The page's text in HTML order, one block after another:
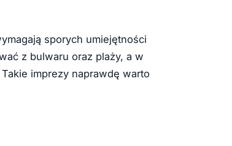
sporych umiejętności
z bulwaru oraz plaży, a w
imprezy naprawdę warto